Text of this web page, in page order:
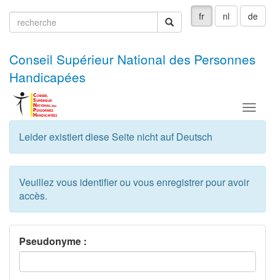
fr nl de
recherche
Conseil Supérieur National des Personnes
Handicapées
Menu
Leider existiert diese Seite nicht auf Deutsch
Veuillez vous identifier ou vous enregistrer pour avoir
accès.
Pseudonyme :